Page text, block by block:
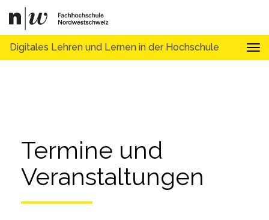
Digitales Lehren und Lernen in der Hochschule
Termine und
Veranstaltungen